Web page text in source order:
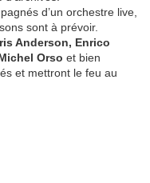
d’un orchestre live,
sont à prévoir.
Anderson, Enrico
Orso et bien
et mettront le feu au